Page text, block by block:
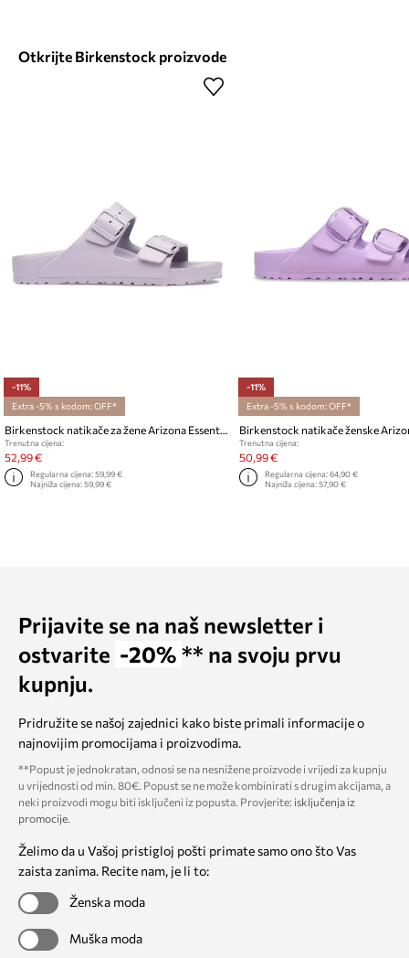
Otkrijte Birkenstock proizvode
-11%
Extra -5% s kodom: OFF*
Birkenstock natikače za žene Arizona Essentials EVA
Trenutna cijena:
52,99 €
Regularna cijena:59,99 €
Najniža cijena:59,99 €
-11%
Extra -5% s kodom: OFF*
Trenutna cijena:
50,99 €
Regularna cijena:64,90 €
Najniža cijena:57,90 €
Prijavite se na naš newsletter i
ostvarite -20% ** na svoju prvu
kupnju.
Pridružite se našoj zajednici kako biste primali informacije o
najnovijim promocijama i proizvodima.
**Popust je jednokratan, odnosi se na nesnižene proizvode i vrijedi za kupnju
u vrijednosti od min. 80€. Popust se ne može kombinirati s drugim akcijama, a
neki proizvodi mogu biti isključeni iz popusta. Provjerite: isključenja iz
promocije
Želimo da u Vašoj pristigloj pošti primate samo ono što Vas
zaista zanima. Recite nam, je li to:
Ženska moda
Muška moda